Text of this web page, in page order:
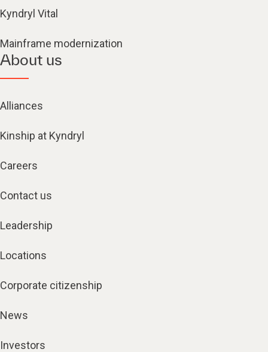
Kyndryl Vital
Mainframe modernization
About us
Alliances
Kinship at Kyndryl
Careers
Contact us
Leadership
Locations
Corporate citizenship
News
Investors